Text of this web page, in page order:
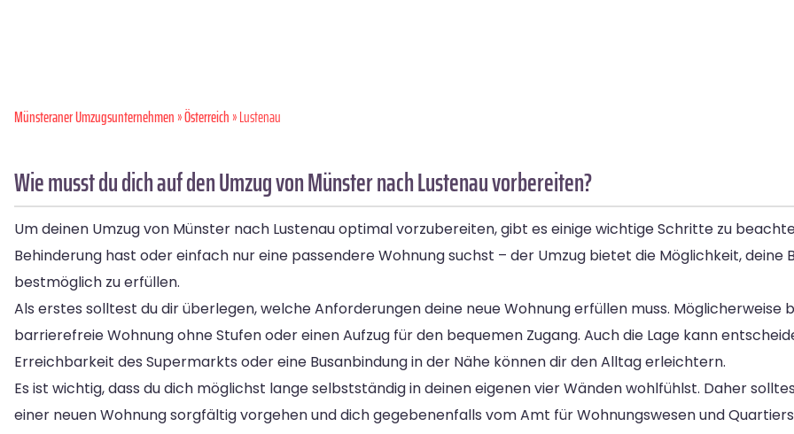
Münsteraner Umzugsunternehmen»Österreich» Lustenau
Wie musst du dich auf den Umzug von Münster nach Lustenau vorbereiten?
Um deinen Umzug von Münster nach Lustenau optimal vorzubereiten, gibt es einige wichtige Schritte zu
Behinderung hast oder einfach nur eine passendere Wohnung suchst – der Umzug bietet die Möglichkeit, deine
bestmöglich zu erfüllen.
Als erstes solltest du dir überlegen, welche Anforderungen deine neue Wohnung erfüllen muss. Möglicherweise
barrierefreie Wohnung ohne Stufen oder einen Aufzug für den bequemen Zugang. Auch die Lage kann
Erreichbarkeit des Supermarkts oder eine Busanbindung in der Nähe können dir den Alltag erleichtern.
Es ist wichtig, dass du dich möglichst lange selbstständig in deinen eigenen vier Wänden wohlfühlst. Daher
einer neuen Wohnung sorgfältig vorgehen und dich gegebenenfalls vom Amt für Wohnungswesen und